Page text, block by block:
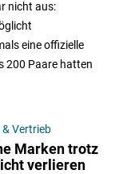
nicht aus:
eine offizielle
200 Paare hatten
Vertrieb
Marken trotz
verlieren